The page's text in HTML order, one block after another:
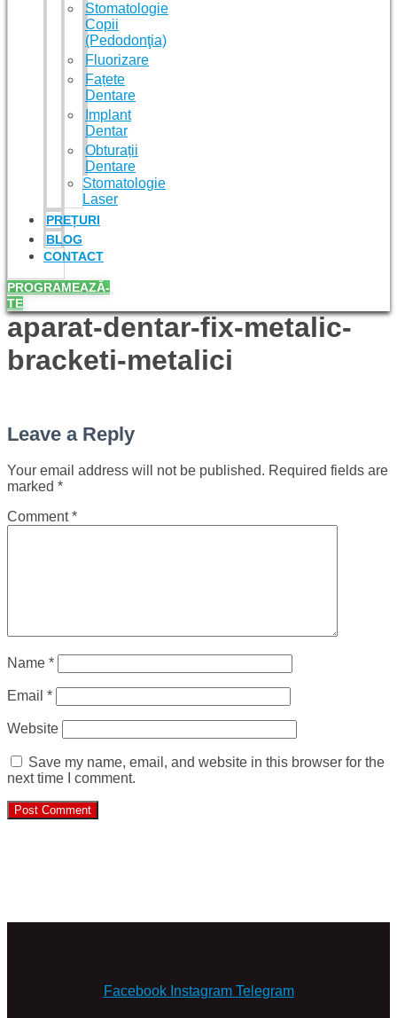
Stomatologie
Copii
(Pedodonţia)
Fluorizare
Fațete
Dentare
Implant
Dentar
Obturații
Dentare
Stomatologie
Laser
PREȚURI
BLOG
CONTACT
PROGRAMEAZĂ-
TE
aparat-dentar-fix-metalic-
bracketi-metalici
Leave a Reply
Your email address will not be published. Required fields are
marked *
Comment*
Name *
Email *
Website
Save my name, email, and website in this browser for the
next time I comment.
Facebook Instagram Telegram